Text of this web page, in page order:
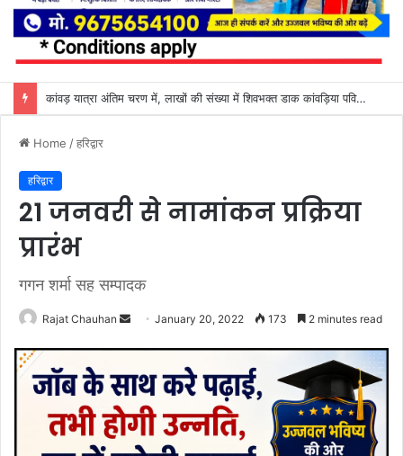
कांवड़ यात्रा अंतिम चरण में, लाखों की संख्या में शिवभक्त डाक कांवड़िया पवित्र गंगा जल लेने हरिद्वार पहुंच रहे
Home /हरिद्वार
हरिद्वार
21 जनवरी से नामांकन प्रक्रिया
प्रारंभ
गगन शर्मा सह सम्पादक
Rajat Chauhan
Send January 20, 2022 173 2 minutes read